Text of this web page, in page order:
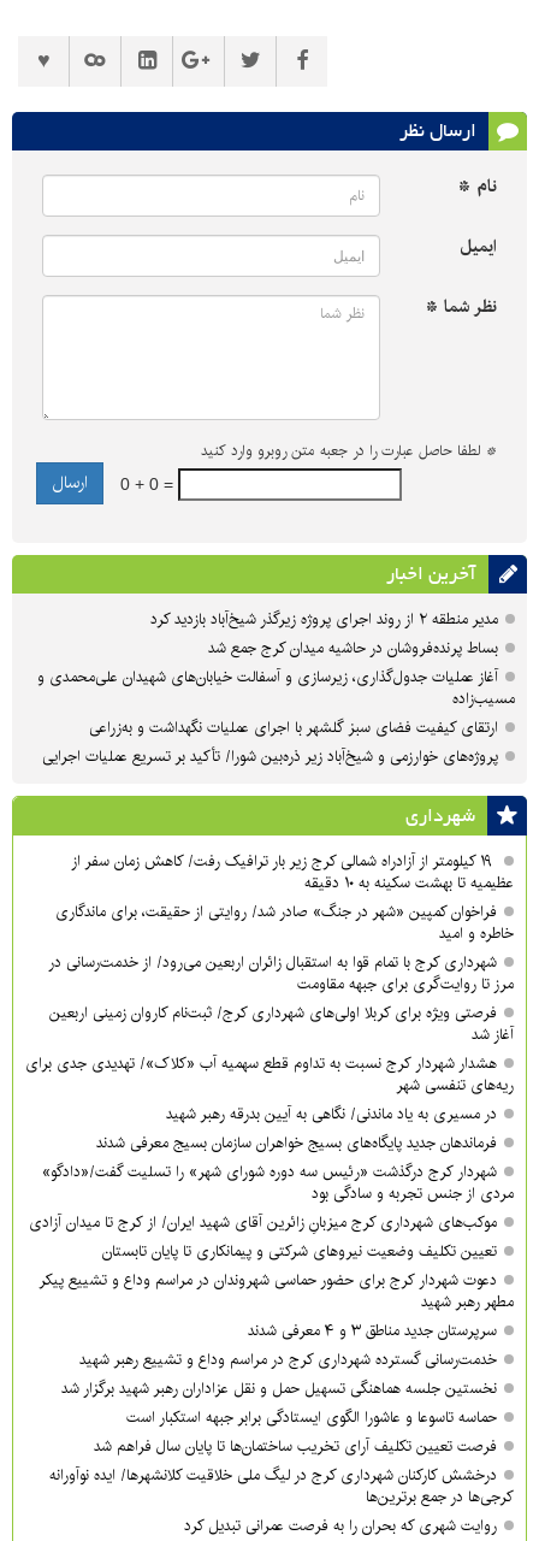
ارسال نظر
نام *
ایمیل
نظر شما *
* لطفا حاصل عبارت را در جعبه متن روبرو وارد کنید
0 + 0 =
آخرین اخبار
مدیر منطقه ۲ از روند اجرای پروژه زیرگذر شیخ‌آباد بازدید کرد
بساط پرنده‌فروشان در حاشیه میدان کرج جمع شد
آغاز عملیات جدول‌گذاری، زیرسازی و آسفالت خیابان‌های شهیدان علی‌محمدی و
مسیب‌زاده
ارتقای کیفیت فضای سبز گلشهر با اجرای عملیات نگهداشت و به‌زراعی
پروژه‌های خوارزمی و شیخ‌آباد زیر ذره‌بین شورا/ تأکید بر تسریع عملیات اجرایی
شهرداری
۱۹ کیلومتر از آزادراه شمالی کرج زیر بار ترافیک رفت/ کاهش زمان سفر از
عظیمیه تا بهشت سکینه به ۱۰ دقیقه
فراخوان کمپین «شهر در جنگ» صادر شد/ روایتی از حقیقت، برای ماندگاری
خاطره و امید
شهرداری کرج با تمام قوا به استقبال زائران اربعین می‌رود/ از خدمت‌رسانی در
مرز تا روایت‌گری برای جبهه مقاومت
فرصتی ویژه برای کربلا اولی‌های شهرداری کرج/ ثبت‌نام کاروان زمینی اربعین
آغاز شد
هشدار شهردار کرج نسبت به تداوم قطع سهمیه آب «کلاک»/ تهدیدی جدی برای
ریه‌های تنفسی شهر
در مسیری به یاد ماندنی/ نگاهی به آیین بدرقه رهبر شهید
فرماندهان جدید پایگاه‌های بسیج خواهران سازمان بسیج معرفی شدند
شهردار کرج درگذشت «رئیس سه دوره شورای شهر» را تسلیت گفت/«دادگو»
مردی از جنس تجربه و سادگی بود
موکب‌های شهرداری کرج میزبانِ زائرین آقای شهید ایران/ از کرج تا میدان آزادی
تعیین تکلیف وضعیت نیروهای شرکتی و پیمانکاری تا پایان تابستان
دعوت شهردار کرج برای حضور حماسی شهروندان در مراسم وداع و تشییع پیکر
مطهر رهبر شهید
سرپرستان جدید مناطق ۳ و ۴ معرفی شدند
خدمت‌رسانی گسترده شهرداری کرج در مراسم وداع و تشییع رهبر شهید
نخستین جلسه هماهنگی تسهیل حمل و نقل عزاداران رهبر شهید برگزار شد
حماسه تاسوعا و عاشورا الگوی ایستادگی برابر جبهه استکبار است
فرصت تعیین تکلیف آرای تخریب ساختمان‌ها تا پایان سال فراهم شد
درخشش کارکنان شهرداری کرج در لیگ ملی خلاقیت کلانشهرها/ ایده نوآورانه
کرجی‌ها در جمع برترین‌ها
روایت شهری که بحران را به فرصت عمرانی تبدیل کرد